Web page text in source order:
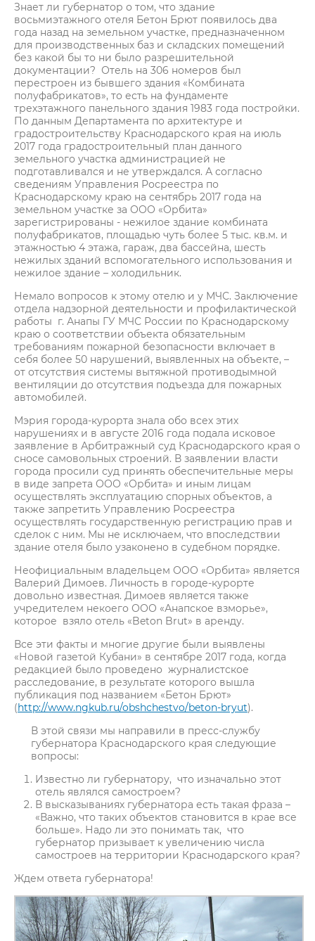
Знает ли губернатор о том, что здание
восьмиэтажного отеля Бетон Брют появилось два
года назад на земельном участке, предназначенном
для производственных баз и складских помещений
без какой бы то ни было разрешительной
документации? Отель на 306 номеров был
перестроен из бывшего здания «Комбината
полуфабрикатов», то есть на фундаменте
трехэтажного панельного здания 1983 года постройки.
По данным Департамента по архитектуре и
градостроительству Краснодарского края на июль
2017 года градостроительный план данного
земельного участка администрацией не
подготавливался и не утверждался. А согласно
сведениям Управления Росреестра по
Краснодарскому краю на сентябрь 2017 года на
земельном участке за ООО «Орбита»
зарегистрированы - нежилое здание комбината
полуфабрикатов, площадью чуть более 5 тыс. кв.м. и
этажностью 4 этажа, гараж, два бассейна, шесть
нежилых зданий вспомогательного использования и
нежилое здание – холодильник.
Немало вопросов к этому отелю и у МЧС. Заключение
отдела надзорной деятельности и профилактической
работы г. Анапы ГУ МЧС России по Краснодарскому
краю о соответствии объекта обязательным
требованиям пожарной безопасности включает в
себя более 50 нарушений, выявленных на объекте, –
от отсутствия системы вытяжной противодымной
вентиляции до отсутствия подъезда для пожарных
автомобилей.
Мэрия города-курорта знала обо всех этих
нарушениях и в августе 2016 года подала исковое
заявление в Арбитражный суд Краснодарского края о
сносе самовольных строений. В заявлении власти
города просили суд принять обеспечительные меры
в виде запрета ООО «Орбита» и иным лицам
осуществлять эксплуатацию спорных объектов, а
также запретить Управлению Росреестра
осуществлять государственную регистрацию прав и
сделок с ним. Мы не исключаем, что впоследствии
здание отеля было узаконено в судебном порядке.
Неофициальным владельцем ООО «Орбита» является
Валерий Димоев. Личность в городе-курорте
довольно известная. Димоев является также
учредителем некоего ООО «Анапское взморье»,
которое взяло отель «Beton Brut» в аренду.
Все эти факты и многие другие были выявлены
«Новой газетой Кубани» в сентябре 2017 года, когда
редакцией было проведено журналистское
расследование, в результате которого вышла
публикация под названием «Бетон Брют»
(http://www.ngkub.ru/obshchestvo/beton-bryut).
В этой связи мы направили в пресс-службу
губернатора Краснодарского края следующие
вопросы:
Известно ли губернатору, что изначально этот
отель являлся самостроем?
В высказываниях губернатора есть такая фраза –
«Важно, что таких объектов становится в крае все
больше». Надо ли это понимать так, что
губернатор призывает к увеличению числа
самостроев на территории Краснодарского края?
Ждем ответа губернатора!